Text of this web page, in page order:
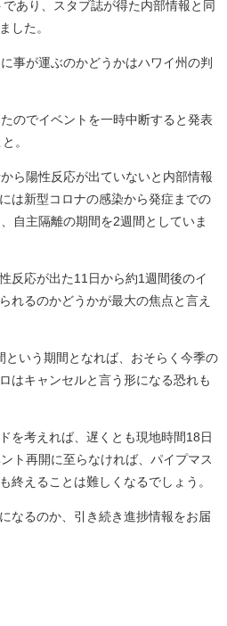
あり、スタブ誌が得た内部情報と同
した。
事が運ぶのかどうかはハワイ州の判
のでイベントを一時中断すると発表
。
ら陽性反応が出ていないと内部情報
は新型コロナの感染から発症までの
自主隔離の期間を2週間としていま
反応が出た11日から約1週間後のイ
れるのかどうかが最大の焦点と言え
という期間となれば、おそらく今季の
はキャンセルと言う形になる恐れも
を考えれば、遅くとも現地時間18日
ト再開に至らなければ、パイプマス
終えることは難しくなるでしょう。
なるのか、引き続き進捗情報をお届